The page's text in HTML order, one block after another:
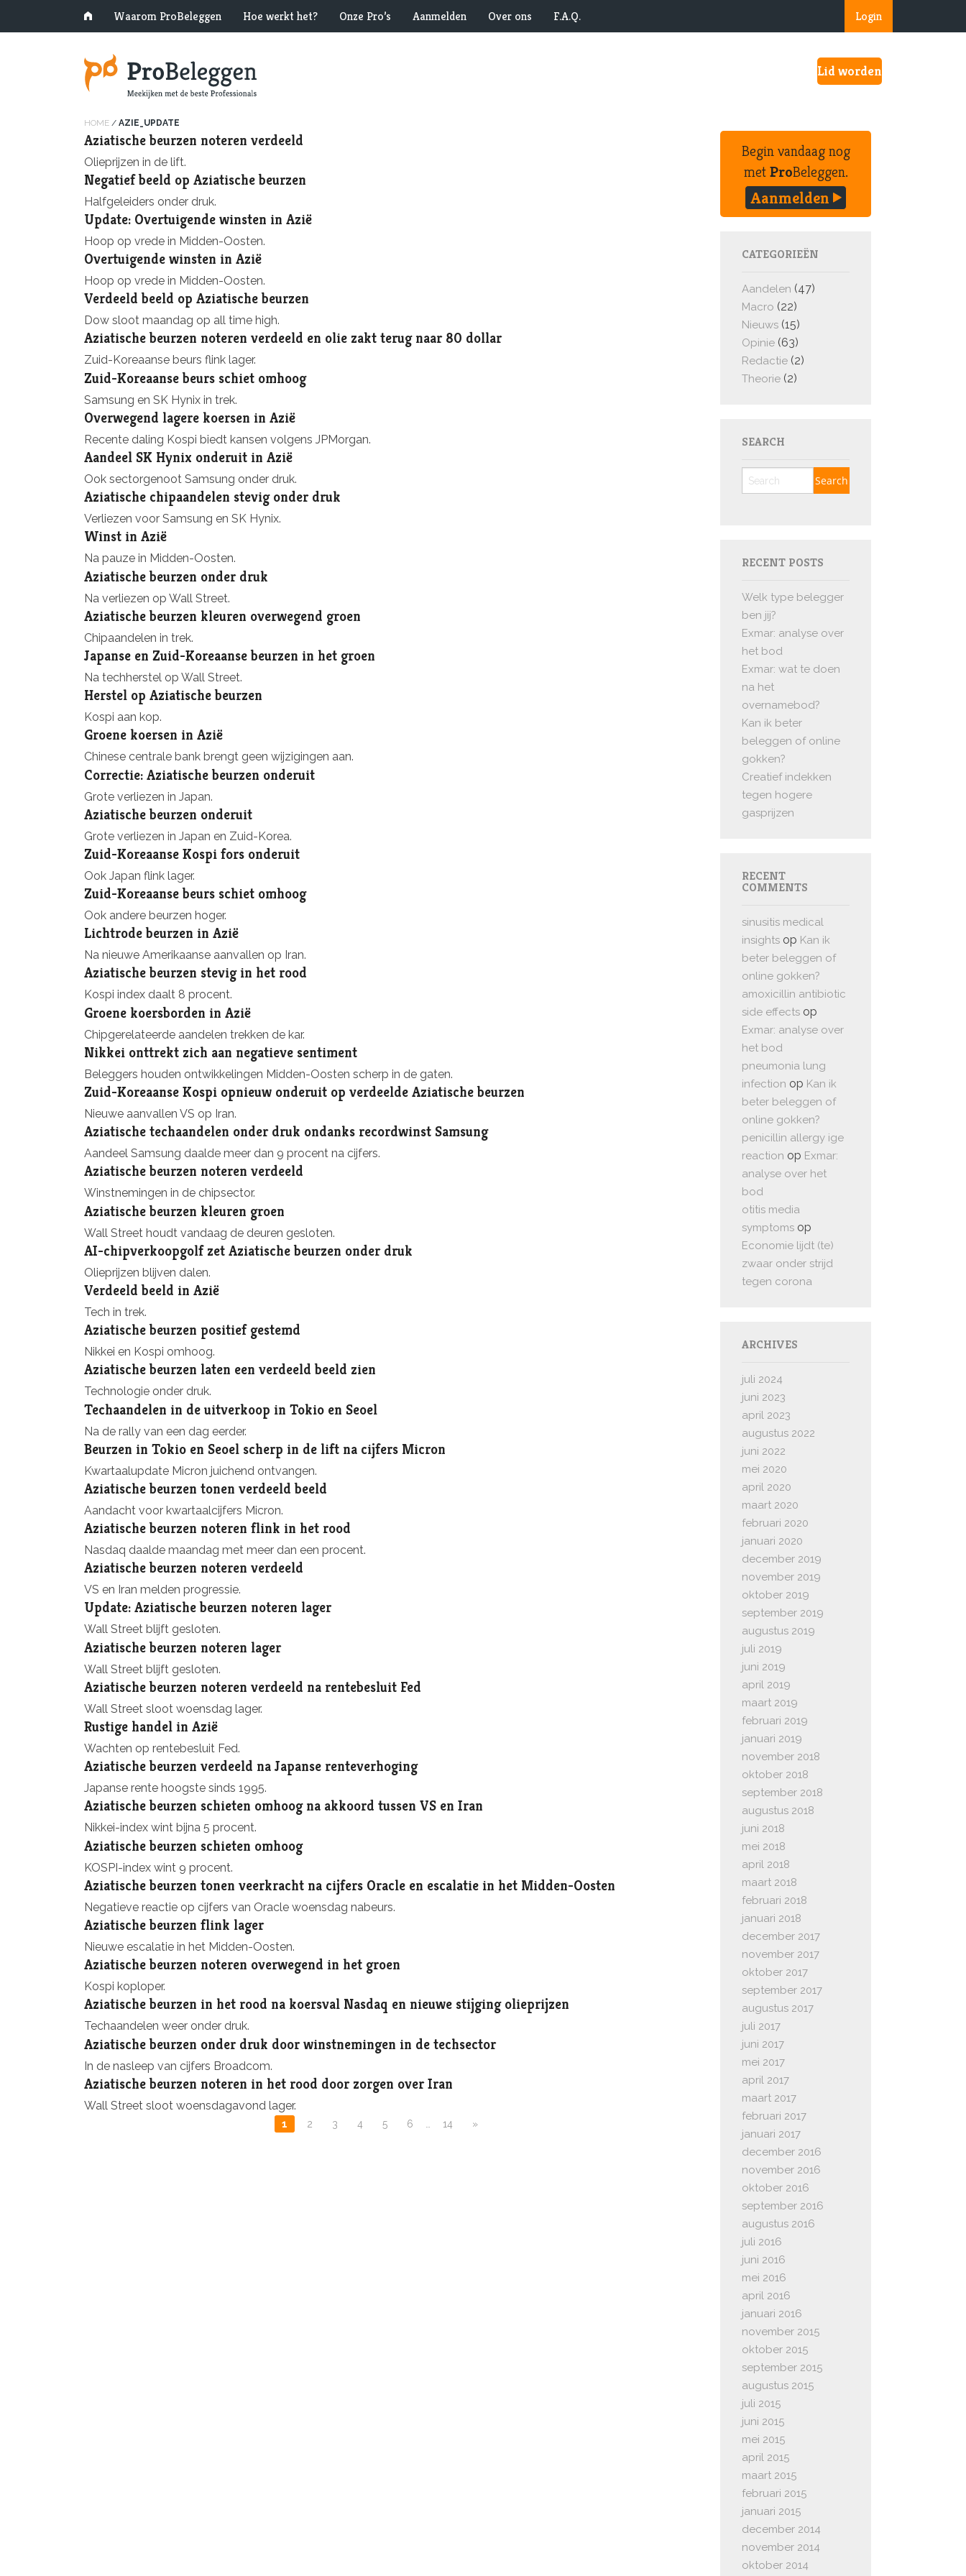
Login
Waarom ProBeleggen Hoe werkt het? Onze Pro’s Aanmelden Over ons F.A.Q.
Lid worden
HOME / AZIE_UPDATE
Aziatische beurzen noteren verdeeld
Olieprijzen in de lift.
Negatief beeld op Aziatische beurzen
Halfgeleiders onder druk.
Update: Overtuigende winsten in Azië
Hoop op vrede in Midden-Oosten.
Overtuigende winsten in Azië
Hoop op vrede in Midden-Oosten.
Verdeeld beeld op Aziatische beurzen
Dow sloot maandag op all time high.
Aziatische beurzen noteren verdeeld en olie zakt terug naar 80 dollar
Zuid-Koreaanse beurs flink lager.
Zuid-Koreaanse beurs schiet omhoog
Samsung en SK Hynix in trek.
Overwegend lagere koersen in Azië
Recente daling Kospi biedt kansen volgens JPMorgan.
Aandeel SK Hynix onderuit in Azië
Ook sectorgenoot Samsung onder druk.
Aziatische chipaandelen stevig onder druk
Verliezen voor Samsung en SK Hynix.
Winst in Azië
Na pauze in Midden-Oosten.
Aziatische beurzen onder druk
Na verliezen op Wall Street.
Aziatische beurzen kleuren overwegend groen
Chipaandelen in trek.
Japanse en Zuid-Koreaanse beurzen in het groen
Na techherstel op Wall Street.
Herstel op Aziatische beurzen
Kospi aan kop.
Groene koersen in Azië
Chinese centrale bank brengt geen wijzigingen aan.
Correctie: Aziatische beurzen onderuit
Grote verliezen in Japan.
Aziatische beurzen onderuit
Grote verliezen in Japan en Zuid-Korea.
Zuid-Koreaanse Kospi fors onderuit
Ook Japan flink lager.
Zuid-Koreaanse beurs schiet omhoog
Ook andere beurzen hoger.
Lichtrode beurzen in Azië
Na nieuwe Amerikaanse aanvallen op Iran.
Aziatische beurzen stevig in het rood
Kospi index daalt 8 procent.
Groene koersborden in Azië
Chipgerelateerde aandelen trekken de kar.
Nikkei onttrekt zich aan negatieve sentiment
Beleggers houden ontwikkelingen Midden-Oosten scherp in de gaten.
Zuid-Koreaanse Kospi opnieuw onderuit op verdeelde Aziatische beurzen
Nieuwe aanvallen VS op Iran.
Aziatische techaandelen onder druk ondanks recordwinst Samsung
Aandeel Samsung daalde meer dan 9 procent na cijfers.
Aziatische beurzen noteren verdeeld
Winstnemingen in de chipsector.
Aziatische beurzen kleuren groen
Wall Street houdt vandaag de deuren gesloten.
AI-chipverkoopgolf zet Aziatische beurzen onder druk
Olieprijzen blijven dalen.
Verdeeld beeld in Azië
Tech in trek.
Aziatische beurzen positief gestemd
Nikkei en Kospi omhoog.
Aziatische beurzen laten een verdeeld beeld zien
Technologie onder druk.
Techaandelen in de uitverkoop in Tokio en Seoel
Na de rally van een dag eerder.
Beurzen in Tokio en Seoel scherp in de lift na cijfers Micron
Kwartaalupdate Micron juichend ontvangen.
Aziatische beurzen tonen verdeeld beeld
Aandacht voor kwartaalcijfers Micron.
Aziatische beurzen noteren flink in het rood
Nasdaq daalde maandag met meer dan een procent.
Aziatische beurzen noteren verdeeld
VS en Iran melden progressie.
Update: Aziatische beurzen noteren lager
Wall Street blijft gesloten.
Aziatische beurzen noteren lager
Wall Street blijft gesloten.
Aziatische beurzen noteren verdeeld na rentebesluit Fed
Wall Street sloot woensdag lager.
Rustige handel in Azië
Wachten op rentebesluit Fed.
Aziatische beurzen verdeeld na Japanse renteverhoging
Japanse rente hoogste sinds 1995.
Aziatische beurzen schieten omhoog na akkoord tussen VS en Iran
Nikkei-index wint bijna 5 procent.
Aziatische beurzen schieten omhoog
KOSPI-index wint 9 procent.
Aziatische beurzen tonen veerkracht na cijfers Oracle en escalatie in het Midden-Oosten
Negatieve reactie op cijfers van Oracle woensdag nabeurs.
Aziatische beurzen flink lager
Nieuwe escalatie in het Midden-Oosten.
Aziatische beurzen noteren overwegend in het groen
Kospi koploper.
Aziatische beurzen in het rood na koersval Nasdaq en nieuwe stijging olieprijzen
Techaandelen weer onder druk.
Aziatische beurzen onder druk door winstnemingen in de techsector
In de nasleep van cijfers Broadcom.
Aziatische beurzen noteren in het rood door zorgen over Iran
Wall Street sloot woensdagavond lager.
1 2 3 4 5 6 14 »
Begin vandaag nog
metProBeleggen.
Aanmelden
CATEGORIEËN
Aandelen (47)
Macro (22)
Nieuws (15)
Opinie (63)
Redactie (2)
Theorie (2)
SEARCH
RECENT POSTS
Welk type belegger
ben jij?
Exmar: analyse over
het bod
Exmar: wat te doen
na het
overnamebod?
Kan ik beter
beleggen of online
gokken?
Creatief indekken
tegen hogere
gasprijzen
RECENT
COMMENTS
sinusitis medical
insights op Kan ik
beter beleggen of
online gokken?
amoxicillin antibiotic
side effects op
Exmar: analyse over
het bod
pneumonia lung
infection op Kan ik
beter beleggen of
online gokken?
penicillin allergy ige
reaction op Exmar:
analyse over het
bod
otitis media
symptoms op
Economie lijdt (te)
zwaar onder strijd
tegen corona
ARCHIVES
juli 2024
juni 2023
april 2023
augustus 2022
juni 2022
mei 2020
april 2020
maart 2020
februari 2020
januari 2020
december 2019
november 2019
oktober 2019
september 2019
augustus 2019
juli 2019
juni 2019
april 2019
maart 2019
februari 2019
januari 2019
november 2018
oktober 2018
september 2018
augustus 2018
juni 2018
mei 2018
april 2018
maart 2018
februari 2018
januari 2018
december 2017
november 2017
oktober 2017
september 2017
augustus 2017
juli 2017
juni 2017
mei 2017
april 2017
maart 2017
februari 2017
januari 2017
december 2016
november 2016
oktober 2016
september 2016
augustus 2016
juli 2016
juni 2016
mei 2016
april 2016
januari 2016
november 2015
oktober 2015
september 2015
augustus 2015
juli 2015
juni 2015
mei 2015
april 2015
maart 2015
februari 2015
januari 2015
december 2014
november 2014
oktober 2014